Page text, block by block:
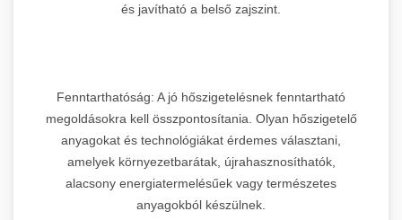
és javítható a belső zajszint.
Fenntarthatóság: A jó hőszigetelésnek fenntartható
megoldásokra kell összpontosítania. Olyan hőszigetelő
anyagokat és technológiákat érdemes választani,
amelyek környezetbarátak, újrahasznosíthatók,
alacsony energiatermelésűek vagy természetes
anyagokból készülnek.